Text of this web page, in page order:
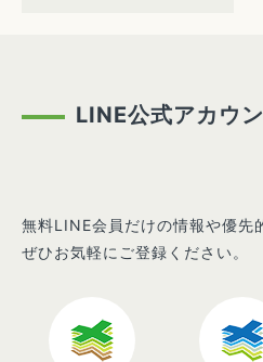
LINE公式アカウ
無料LINE会員だけの情報や優先
ぜひお気軽にご登録ください。